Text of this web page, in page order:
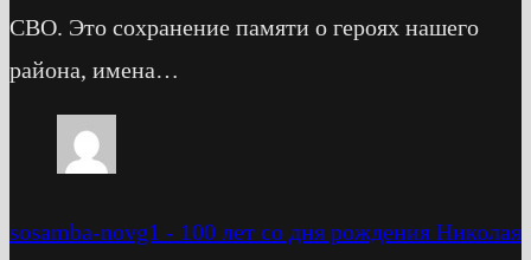
СВО. Это сохранение памяти о героях нашего
района, имена…
sosamba-novg1 - 100 лет со дня рождения Николая